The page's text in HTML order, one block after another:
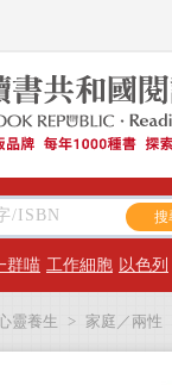
群喵 工作細胞 以色列
靈養生 > 家庭／兩性